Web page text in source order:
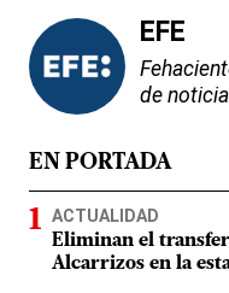
EFE
de
EN PORTADA
ACTUALIDAD
Eliminan el transfer
Alcarrizos en la